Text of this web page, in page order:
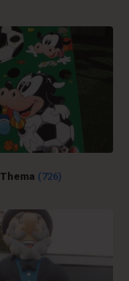
Thema (726)